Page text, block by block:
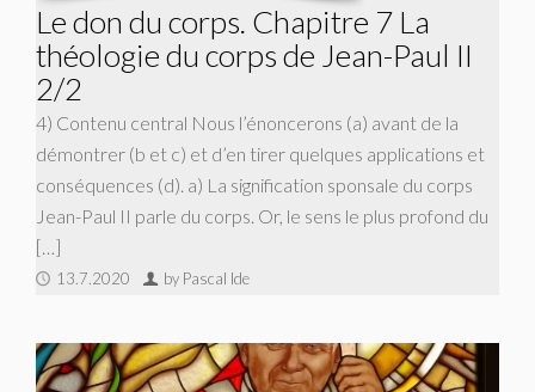
Le don du corps. Chapitre 7 La
théologie du corps de Jean-Paul II
2/2
4) Contenu central Nous l’énoncerons (a) avant de la
démontrer (b et c) et d’en tirer quelques applications et
conséquences (d). a) La signification sponsale du corps
Jean-Paul II parle du corps. Or, le sens le plus profond du
[…]
13.7.2020 by Pascal Ide